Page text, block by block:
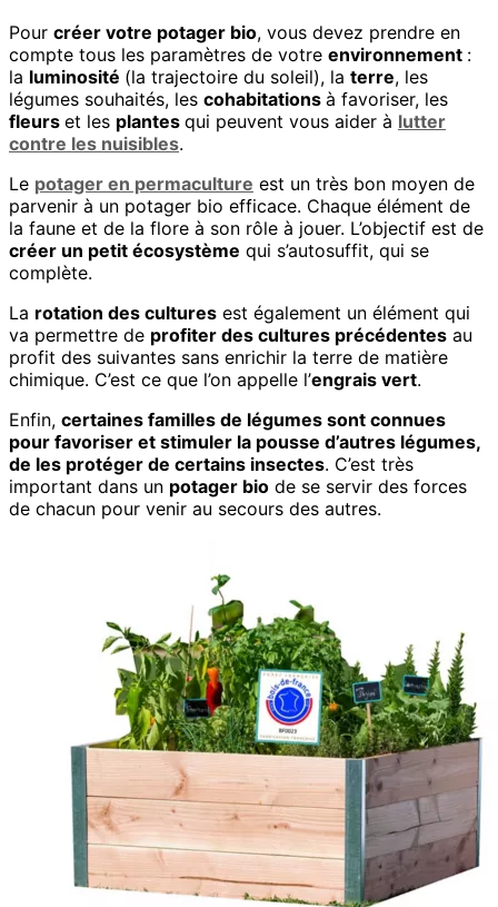
Pour créer votre potager bio, vous devez prendre en
compte tous les paramètres de votre environnement :
la luminosité (la trajectoire du soleil), la terre, les
légumes souhaités, les cohabitations à favoriser, les
fleurs et les plantes qui peuvent vous aider à lutter
contre les nuisibles.
Le potager en permaculture est un très bon moyen de
parvenir à un potager bio efficace. Chaque élément de
la faune et de la flore à son rôle à jouer. L’objectif est de
créer un petit écosystème qui s’autosuffit, qui se
complète.
La rotation des cultures est également un élément qui
va permettre de profiter des cultures précédentes au
profit des suivantes sans enrichir la terre de matière
chimique. C’est ce que l’on appelle l’engrais vert.
Enfin, certaines familles de légumes sont connues
pour favoriser et stimuler la pousse d’autres légumes,
de les protéger de certains insectes. C’est très
important dans un potager bio de se servir des forces
de chacun pour venir au secours des autres.